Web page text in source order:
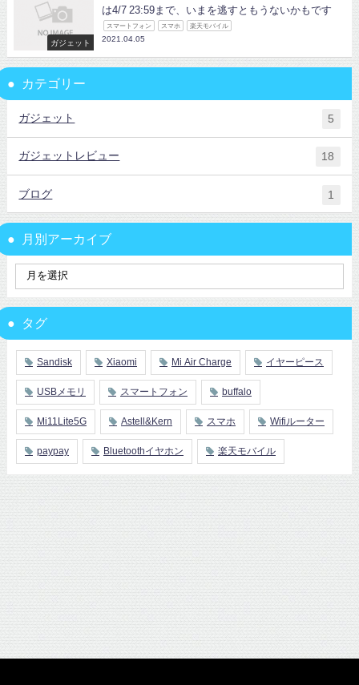
ガジェット
は4/7 23:59まで、いまを逃すともうないかもです
スマートフォン スマホ 楽天モバイル
2021.04.05
カテゴリー
ガジェット 5
ガジェットレビュー 18
ブログ 1
月別アーカイブ
タグ
Sandisk Xiaomi Mi Air Charge イヤーピース
USBメモリ スマートフォン buffalo
Mi11Lite5G Astell&Kern スマホ Wifiルーター
paypay Bluetoothイヤホン 楽天モバイル